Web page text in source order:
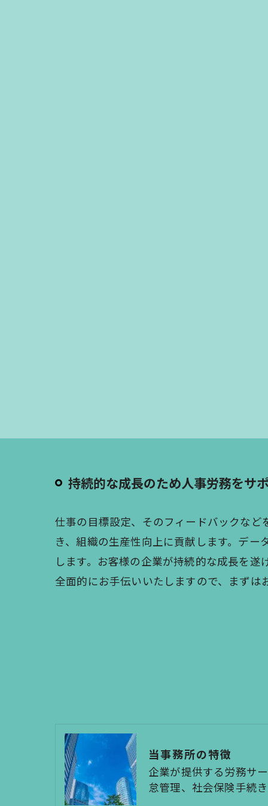
持続的な成長のため人事労務をサ
仕事の目標設定、そのフィードバックな
き、組織の生産性向上に貢献します。デ
します。お客様の企業が持続的な成長を
全面的にお手伝いいたしますので、まずは
当事務所の特徴
企業が提供する労務サ
怠管理、社会保険手続